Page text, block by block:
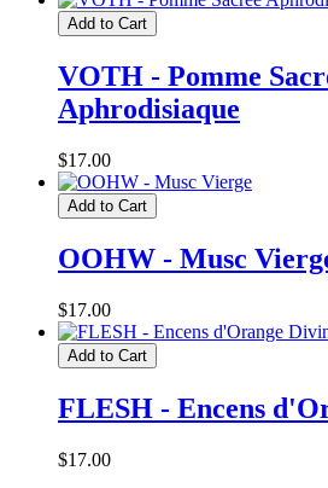
Add to Cart
VOTH - Pomme
Aphrodisiaque
$17.00
Add to Cart
OOHW - Musc
$17.00
Add to Cart
FLESH - Encens
$17.00